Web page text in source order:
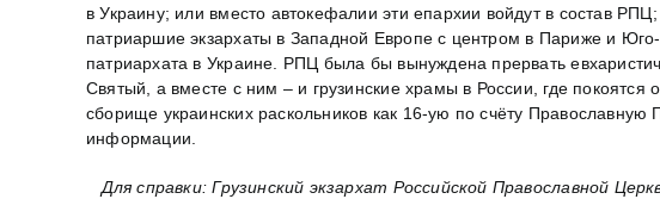
в Украину; или вместо автокефалии эти епархии войдут в состав
патриаршие экзархаты в Западной Европе с центром в Париже и
патриархата в Украине. РПЦ была бы вынуждена прервать
Святый, а вместе с ним – и грузинские храмы в России, где
сборище украинских раскольников как 16-ую по счёту
информации.
Для справки: Грузинский экзархат Российской Православной